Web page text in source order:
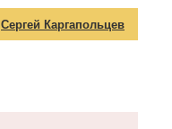
Сергей Каргапольцев